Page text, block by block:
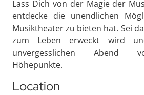
Lass Dich von der Magie der
entdecke die unendlichen
Musiktheater zu bieten hat. Sei
zum Leben erweckt wird
unvergesslichen Abend
Höhepunkte.
Location